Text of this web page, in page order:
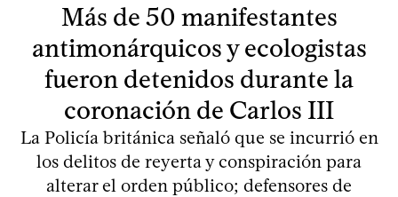
Más de 50 manifestantes
antimonárquicos y ecologistas
fueron detenidos durante la
coronación de Carlos III
La Policía británica señaló que se incurrió en
los delitos de reyerta y conspiración para
alterar el orden público; defensores de